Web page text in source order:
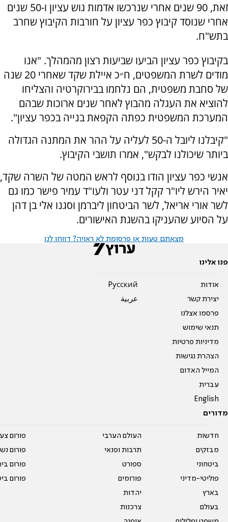
זאת, 90 שנים אחרי שנרכשו אדמות גוש עציון ו-50 שנים
אחרי שנוסד קיבוץ כפר עציון על חורבות הקיבוץ שחרב
בתש"ח.
בקיבוץ כפר עציון הביעו שביעות רצון מהמהלך. "אנו
מודים לשרת המשפטים, ח״כ איילת שקד שאחרי 20 שנה
של סחבת משפטית, הם נלחמו בבירוקרטיה והצליחו
להוציא את העגלה מהבוץ לאחר שנים ארוכות שבהם
המערכת המשפטית כפתה הקפאת בנייה בכפר עציון".
"קיבלנו ליובל ה-50 לעליה על ההר את המתנה הגדולה
ביותר שיכולנו לבקש", אמרו תושבי הקיבוץ.
אנשי כפר עציון הודו בנוסף לראש המטה של השרה שקד,
יאיר הירש ליו"ר קקל דני עטר ולעו"ד עמיר פישר כמו גם
לשר אורי אריאל, לשר הביטחון ליברמן וסגנו אלי בן דהן
על הסיוע שהעניקו בהשגת האישורים.
מצאתם טעות או פרסומת לא ראויה? דווחו לנו
פנו אלינו
אודות
יצירת קשר
פרסמו אצלנו
תנאי שימוש
מדיניות פרטיות
הצהרת נגישות
המייל האדום
עברית
English
Pусский
عربية
מדורים
חדשות
מבזקים
ביטחוני
פוליטי-מדיני
בארץ
בעולם
העולם הערבי
תרבות ופנאי
ספורט
פורומים
יהדות
צרכנות
פורום
פורום
פורום
פורום